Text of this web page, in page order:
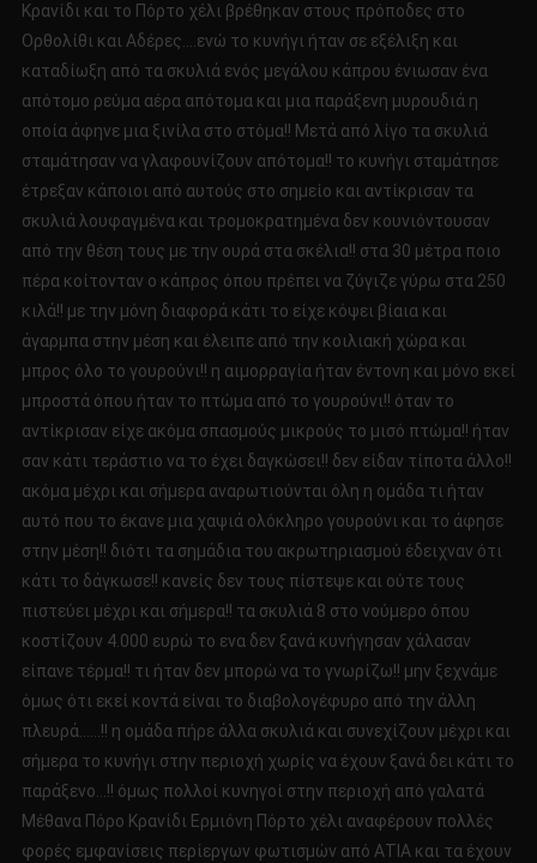
Κρανίδι και το Πόρτο χέλι βρέθηκαν στους πρόποδες στο
Ορθολίθι και Αδέρες….ενώ το κυνήγι ήταν σε εξέλιξη και
καταδίωξη από τα σκυλιά ενός μεγάλου κάπρου ένιωσαν ένα
απότομο ρεύμα αέρα απότομα και μια παράξενη μυρουδιά η
οποία άφηνε μια ξινίλα στο στόμα!! Μετά από λίγο τα σκυλιά
σταμάτησαν να γλαφουνίζουν απότομα!! το κυνήγι σταμάτησε
έτρεξαν κάποιοι από αυτούς στο σημείο και αντίκρισαν τα
σκυλιά λουφαγμένα και τρομοκρατημένα δεν κουνιόντουσαν
από την θέση τους με την ουρά στα σκέλια!! στα 30 μέτρα ποιο
πέρα κοίτονταν ο κάπρος όπου πρέπει να ζύγιζε γύρω στα 250
κιλά!! με την μόνη διαφορά κάτι το είχε κόψει βίαια και
άγαρμπα στην μέση και έλειπε από την κοιλιακή χώρα και
μπρος όλο το γουρούνι!! η αιμορραγία ήταν έντονη και μόνο εκεί
μπροστά όπου ήταν το πτώμα από το γουρούνι!! όταν το
αντίκρισαν είχε ακόμα σπασμούς μικρούς το μισό πτώμα!! ήταν
σαν κάτι τεράστιο να το έχει δαγκώσει!! δεν είδαν τίποτα άλλο!!
ακόμα μέχρι και σήμερα αναρωτιούνται όλη η ομάδα τι ήταν
αυτό που το έκανε μια χαψιά ολόκληρο γουρούνι και το άφησε
στην μέση!! διότι τα σημάδια του ακρωτηριασμού έδειχναν ότι
κάτι το δάγκωσε!! κανείς δεν τους πίστεψε και ούτε τους
πιστεύει μέχρι και σήμερα!! τα σκυλιά 8 στο νούμερο όπου
κοστίζουν 4.000 ευρώ το ενα δεν ξανά κυνήγησαν χάλασαν
είπανε τέρμα!! τι ήταν δεν μπορώ να το γνωρίζω!! μην ξεχνάμε
όμως ότι εκεί κοντά είναι το διαβολογέφυρο από την άλλη
πλευρά……!! η ομάδα πήρε άλλα σκυλιά και συνεχίζουν μέχρι και
σήμερα το κυνήγι στην περιοχή χωρίς να έχουν ξανά δει κάτι το
παράξενο…!! όμως πολλοί κυνηγοί στην περιοχή από γαλατά
Μέθανα Πόρο Κρανίδι Ερμιόνη Πόρτο χέλι αναφέρουν πολλές
φορές εμφανίσεις περίεργων φωτισμών από ΑΤΙΑ και τα έχουν